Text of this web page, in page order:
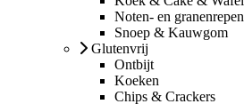
Noten- en granenrepen
Snoep & Kauwgom
Glutenvrij
Ontbijt
Koeken
Chips & Crackers